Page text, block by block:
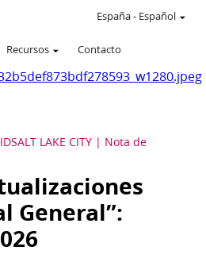
Recursos Contacto
España- Español
SALT LAKE CITY Nota de
General”: